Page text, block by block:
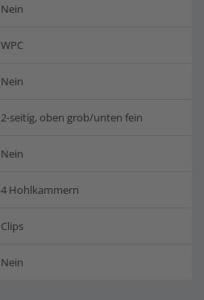
Nein
WPC
Nein
2-seitig, oben grob/unten fein
Nein
4 Hohlkammern
Clips
Nein